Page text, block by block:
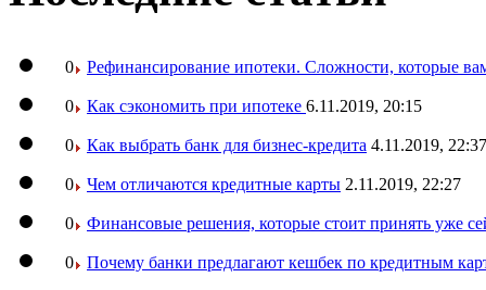
0 Рефинансирование ипотеки. Сложности, которые
0 Как сэкономить при ипотеке 6.11.2019, 20:15
0 Как выбрать банк для бизнес-кредита 4.11.2019, 22:37
0 Чем отличаются кредитные карты 2.11.2019, 22:27
0 Финансовые решения, которые стоит принять уже
0 Почему банки предлагают кешбек по кредитным